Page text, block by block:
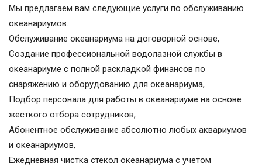
Мы предлагаем вам следующие услуги по обслуживанию
океанариумов.
Обслуживание океанариума на договорной основе,
Создание профессиональной водолазной службы в
океанариуме с полной раскладкой финансов по
снаряжению и оборудованию для океанариума,
Подбор персонала для работы в океанариуме на основе
жесткого отбора сотрудников,
Абонентное обслуживание абсолютно любых аквариумов
и океанариумов,
Ежедневная чистка стекол океанариума с учетом